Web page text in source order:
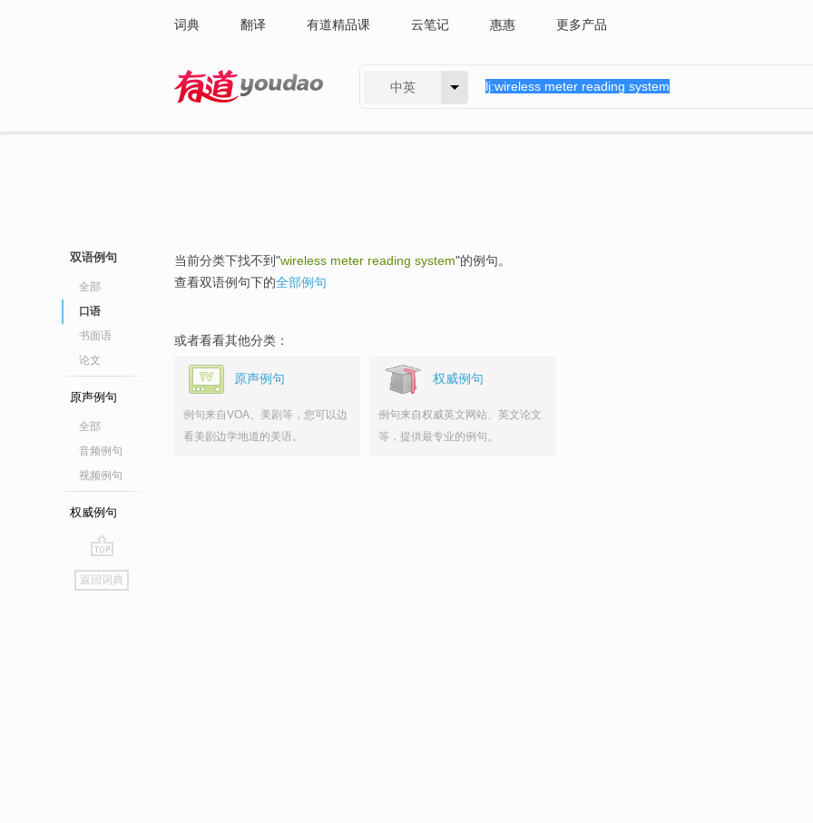
词典 翻译 有道精品课 云笔记 惠惠 更多产品
中英
双语例句
全部
口语
书面语
论文
原声例句
全部
音频例句
视频例句
权威例句
go
top
返回词典
当前分类下找不到"wireless meter reading system"的例句。
查看双语例句下的全部例句
或者看看其他分类：
原声例句
例句来自VOA、美剧等，您可以边
看美剧边学地道的美语。
权威例句
例句来自权威英文网站、英文论文
等，提供最专业的例句。